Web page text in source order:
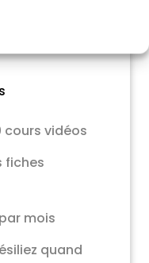
cours vidéos
fiches
mois
quand